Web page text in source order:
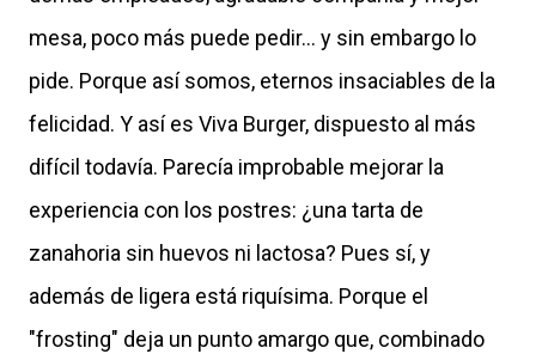
mesa, poco más puede pedir... y sin embargo lo
pide. Porque así somos, eternos insaciables de la
felicidad. Y así es Viva Burger, dispuesto al más
difícil todavía. Parecía improbable mejorar la
experiencia con los postres: ¿una tarta de
zanahoria sin huevos ni lactosa? Pues sí, y
además de ligera está riquísima. Porque el
"frosting" deja un punto amargo que, combinado